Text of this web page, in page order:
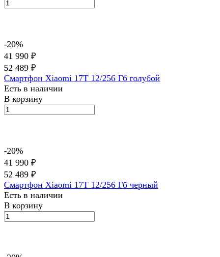
-20%
41 990 ₽
52 489 ₽
Смартфон Xiaomi 17T 12/256 Гб голубой
Есть в наличии
В корзину
-20%
41 990 ₽
52 489 ₽
Смартфон Xiaomi 17T 12/256 Гб черный
Есть в наличии
В корзину